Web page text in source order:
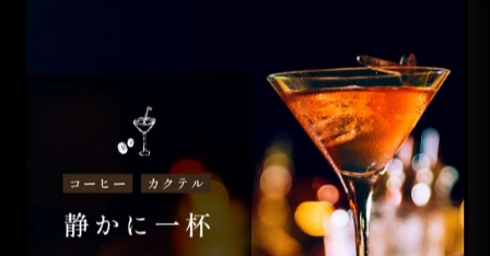
CATEGORIES
コーヒー
カクテル
昼飲み